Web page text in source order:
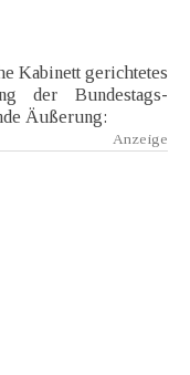
Kabinett gerichtetes
der Bundestags-
Äußerung: